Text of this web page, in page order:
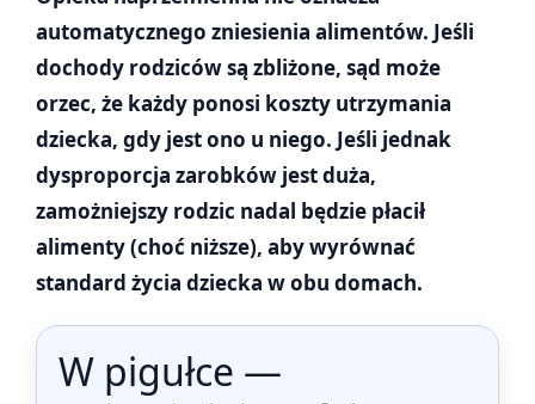
automatycznego zniesienia alimentów. Jeśli
dochody rodziców są zbliżone, sąd może
orzec, że każdy ponosi koszty utrzymania
dziecka, gdy jest ono u niego. Jeśli jednak
dysproporcja zarobków jest duża,
zamożniejszy rodzic nadal będzie płacił
alimenty (choć niższe), aby wyrównać
standard życia dziecka w obu domach.
W pigułce —